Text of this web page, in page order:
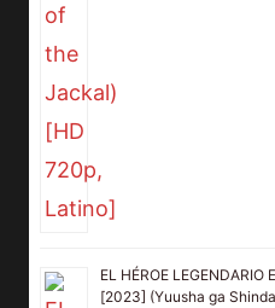
EL HÉROE LEGENDARIO
[2023] (Yuusha ga